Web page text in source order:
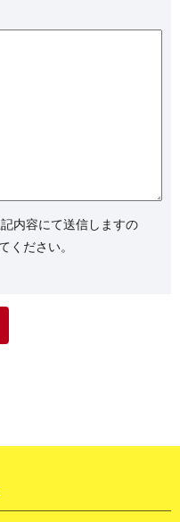
内容にて送信しますの
ください。